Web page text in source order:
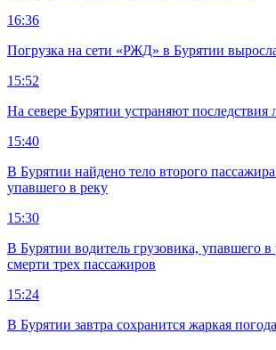
16:36
Погрузка на сети «РЖД» в Бурятии
15:52
На севере Бурятии устраняют последствия
15:40
В Бурятии найдено тело второго
упавшего в реку
15:30
В Бурятии водитель грузовика, упавшего в
смерти трех пассажиров
15:24
В Бурятии завтра сохранится жаркая погода